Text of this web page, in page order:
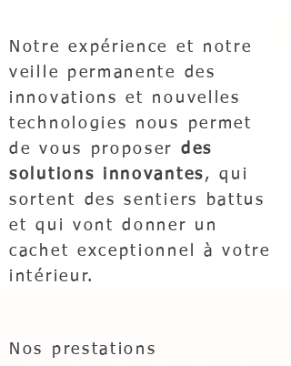
Notre expérience et notre
veille permanente des
innovations et nouvelles
technologies nous permet
de vous proposer des
solutions innovantes, qui
sortent des sentiers battus
et qui vont donner un
cachet exceptionnel à votre
intérieur.
Nos prestations